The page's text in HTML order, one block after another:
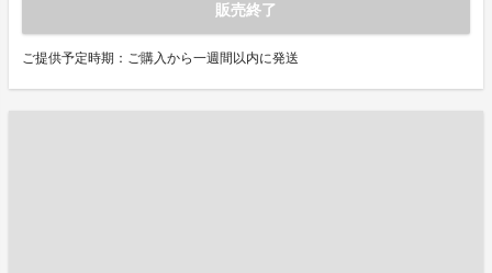
販売終了
ご提供予定時期：ご購入から一週間以内に発送